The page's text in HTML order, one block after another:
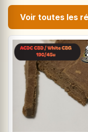
Voir toutes les